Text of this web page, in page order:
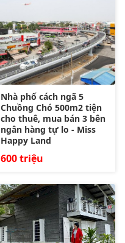
Nhà phố cách ngã 5
Chuồng Chó 500m2 tiện
cho thuê, mua bán 3 bên
ngân hàng tự lo - Miss
Happy Land
600 triệu